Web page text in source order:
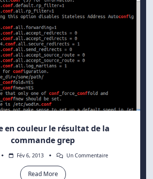
en couleur le résultat de la
commande grep
Fév 6, 2013 Un CommentaireSur
Read More